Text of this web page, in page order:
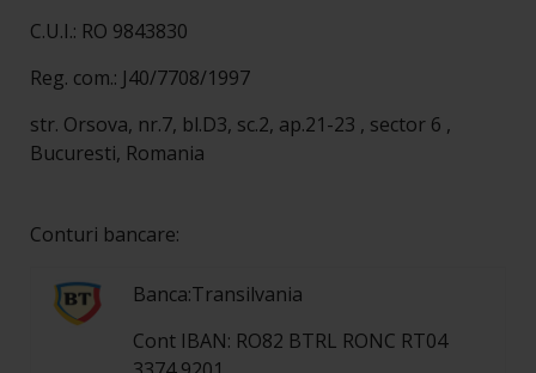
C.U.I.: RO 9843830
Reg. com.: J40/7708/1997
str. Orsova, nr.7, bl.D3, sc.2, ap.21-23 , sector 6 ,
Bucuresti, Romania
Conturi bancare:
Banca:Transilvania
Cont IBAN: RO82 BTRL RONC RT04